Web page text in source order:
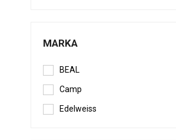
MARKA
BEAL
Camp
Edelweiss